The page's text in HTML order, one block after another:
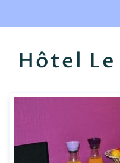
Hôtel Le